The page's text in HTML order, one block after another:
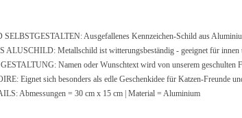
Ausgefallenes Kennzeichen-Schild aus
ALUSCHILD: Metallschild ist witterungsbeständig - geeignet für innen
Namen oder Wunschtext wird von unserem geschulten
Eignet sich besonders als edle Geschenkidee für Katzen-
Abmessungen = 30 cm x 15 cm | Material = Aluminium